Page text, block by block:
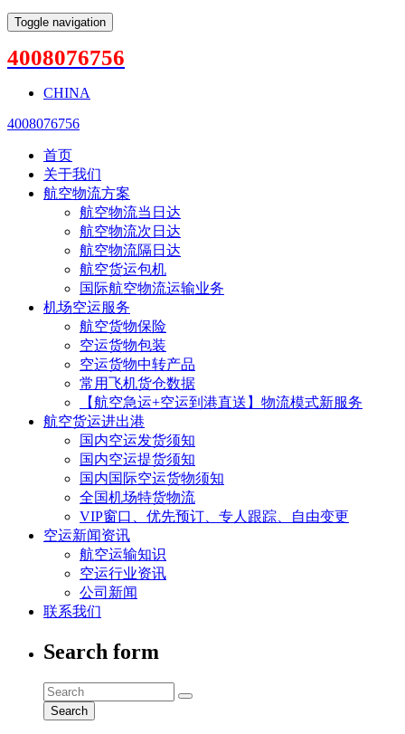
Toggle navigation
4008076756
CHINA
4008076756
首页
关于我们
航空物流方案
航空物流当日达
航空物流次日达
航空物流隔日达
航空货运包机
国际航空物流运输业务
机场空运服务
航空货物保险
空运货物包装
空运货物中转产品
常用飞机货仓数据
【航空急运+空运到港直送】物流模式新服务
航空货运进出港
国内空运发货须知
国内空运提货须知
国内国际空运货物须知
全国机场特货物流
VIP窗口、优先预订、专人跟踪、自由变更
空运新闻资讯
航空运输知识
空运行业资讯
公司新闻
联系我们
Search form
Search